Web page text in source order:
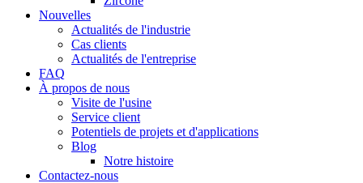
Nouvelles
Actualités de l'industrie
Cas clients
Actualités de l'entreprise
FAQ
À propos de nous
Visite de l'usine
Service client
Potentiels de projets et d'applications
Blog
Notre histoire
Contactez-nous